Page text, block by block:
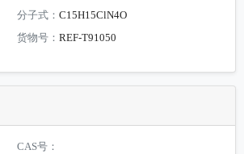
分子式：C15H15ClN4O
货物号：REF-T91050
CAS号：